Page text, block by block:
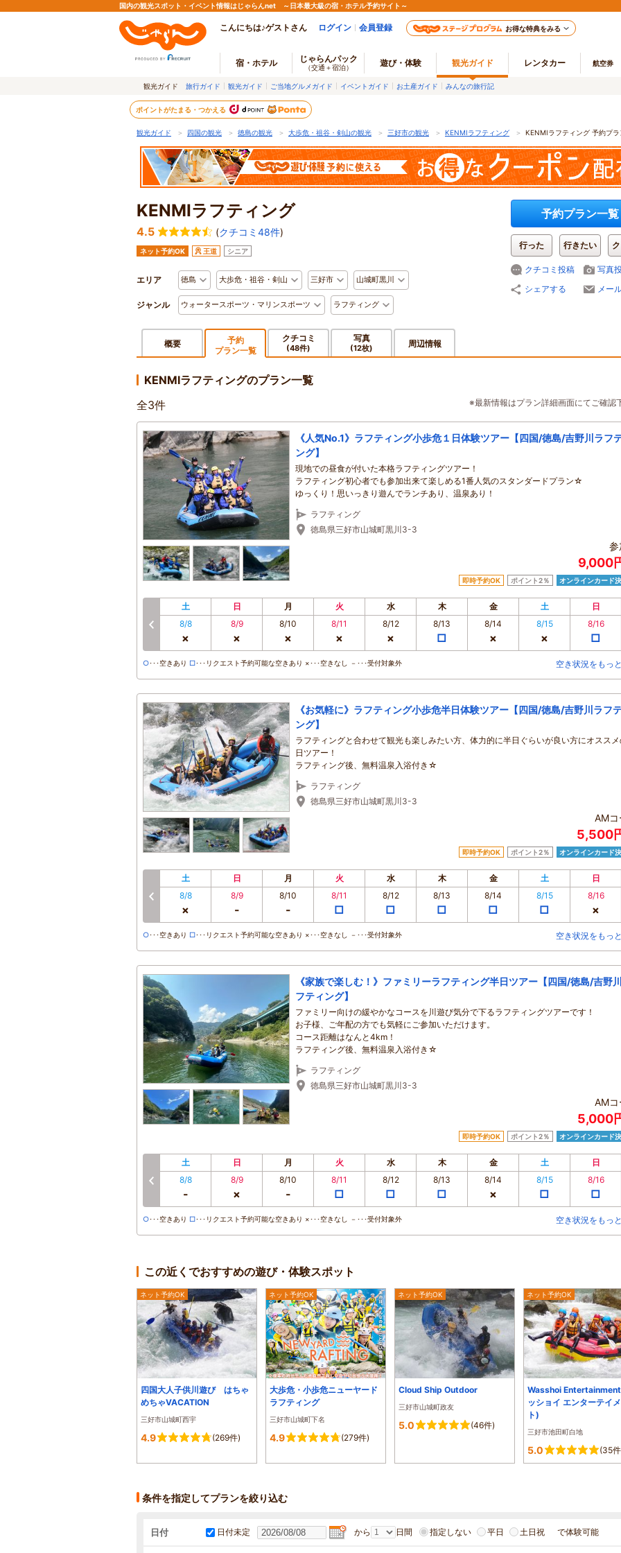
国内の観光スポット・イベント情報はじゃらんnet ～日本最大級の宿・ホテル予約サイト～
こんにちは♪ゲストさん ログイン 会員登録 お得な特典をみる
宿・ホテル じゃらんパック
（交通＋宿泊） 遊び・体験 観光ガイド レンタカー 航空券
観光ガイド 旅行ガイド 観光ガイド ご当地グルメガイド イベントガイド お土産ガイド みんなの旅行記
ポイントがたまる・つかえる
観光ガイド ＞ 四国の観光 ＞ 徳島の観光 ＞ 大歩危・祖谷・剣山の観光 ＞ 三好市の観光 ＞ KENMIラフティング ＞ KENMIラフティング 予約プラ
KENMIラフティング
4.5 (クチコミ48件)
ネット予約OK 王道 シニア
エリア 徳島 大歩危・祖谷・剣山 三好市 山城町黒川
ジャンル ウォータースポーツ・マリンスポーツ ラフティング
予約プラン一覧
行った 行きたい
クチコミ投稿
写真
シェアする
メー
概要
予約
プラン一覧
クチコミ
(48件)
写真
(12枚) 周辺情報
KENMIラフティングのプラン一覧
全3件 ※最新情報はプラン詳細画面にてご確認
《人気No.1》ラフティング小歩危１日体験ツアー【四国/徳島/吉野川ラフ
ング】
現地での昼食が付いた本格ラフティングツアー！
ラフティング初心者でも参加出来て楽しめる1番人気のスタンダードプラン☆
ゆっくり！思いっきり遊んでランチあり、温泉あり！
ラフティング
徳島県三好市山城町黒川3-3
参
9,000
即時予約OK ポイント2％ オンラインカード
土 日 月 火 水 木 金 土 日
8/8
×
8/9
×
8/10
×
8/11
×
8/12
×
8/13
□
8/14
×
8/15
×
8/16
□
○･･･空きあり □･･･リクエスト予約可能な空きあり ×･･･空きなし －･･･受付対象外 空き状況をもっ
《お気軽に》ラフティング小歩危半日体験ツアー【四国/徳島/吉野川ラフ
ング】
ラフティングと合わせて観光も楽しみたい方、体力的に半日ぐらいが良い方にオスス
日ツアー！
ラフティング後、無料温泉入浴付き☆
ラフティング
徳島県三好市山城町黒川3-3
AMコ
5,500
即時予約OK ポイント2％ オンラインカード
土 日 月 火 水 木 金 土 日
8/8
×
8/9
-
8/10
-
8/11
□
8/12
□
8/13
□
8/14
□
8/15
□
8/16
×
○･･･空きあり □･･･リクエスト予約可能な空きあり ×･･･空きなし －･･･受付対象外 空き状況をもっ
《家族で楽しむ！》ファミリーラフティング半日ツアー【四国/徳島/吉野
フティング】
ファミリー向けの緩やかなコースを川遊び気分で下るラフティングツアーです！
お子様、ご年配の方でも気軽にご参加いただけます。
コース距離はなんと4km！
ラフティング後、無料温泉入浴付き☆
ラフティング
徳島県三好市山城町黒川3-3
AMコ
5,000
即時予約OK ポイント2％ オンラインカード
土 日 月 火 水 木 金 土 日
8/8
-
8/9
×
8/10
-
8/11
□
8/12
□
8/13
□
8/14
×
8/15
□
8/16
□
○･･･空きあり □･･･リクエスト予約可能な空きあり ×･･･空きなし －･･･受付対象外 空き状況をもっ
この近くでおすすめの遊び・体験スポット
ネット予約OK
四国大人子供川遊び はちゃ
めちゃVACATION
三好市山城町西宇
4.9 (269件)
ネット予約OK
大歩危・小歩危ニューヤード
ラフティング
三好市山城町下名
4.9 (279件)
ネット予約OK
Cloud Ship Outdoor
三好市山城町政友
5.0 (46件)
ネット予約OK
Wasshoi
ッショイ エンターテイ
ト)
三好市池田町白地
5.0 (35
条件を指定してプランを絞り込む
日付 日付未定 から 日間 指定しない 平日 土日祝 で体験可能